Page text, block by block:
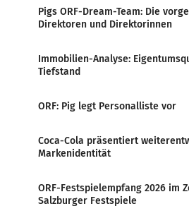
Pigs ORF-Dream-Team: Die
Direktoren und Direktorinnen
Immobilien-Analyse:
Tiefstand
ORF: Pig legt Personalliste vor
Coca-Cola präsentiert
Markenidentität
ORF-Festspielempfang 2026 im
Salzburger Festspiele